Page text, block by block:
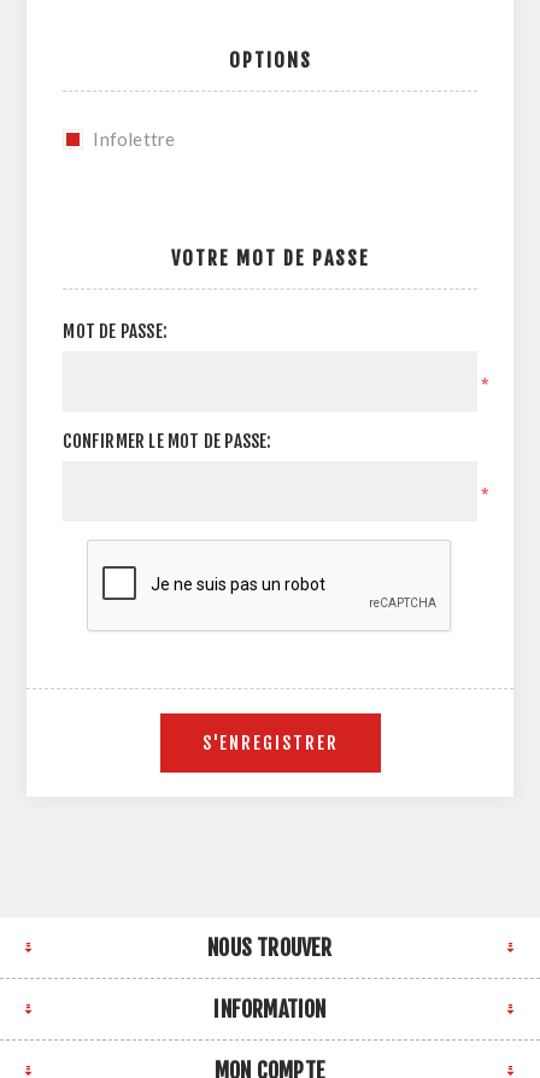
OPTIONS
Infolettre
VOTRE MOT DE PASSE
MOT DE PASSE:
*
CONFIRMER LE MOT DE PASSE:
*
NOUS TROUVER
INFORMATION
MON COMPTE